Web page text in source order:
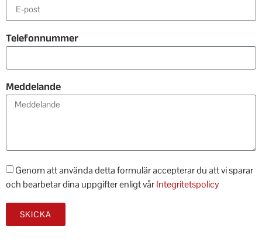
Telefonnummer
Meddelande
Genom att använda detta formulär accepterar du att vi sparar
och bearbetar dina uppgifter enligt vårIntegritetspolicy
SKICKA